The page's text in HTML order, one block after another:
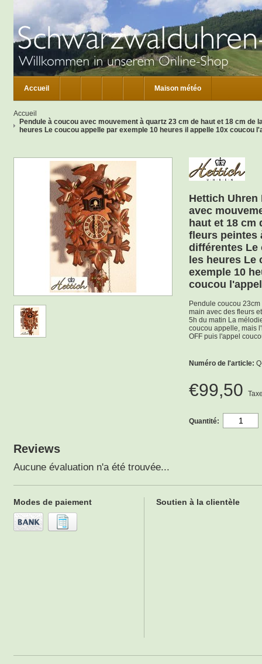
Accueil Maison météo
Accueil
Pendule à coucou avec mouvement à quartz 23 cm de haut et 18 cm
heures Le coucou appelle par exemple 10 heures il appelle 10x coucou
Hettich Uhren
avec
haut et 18 cm
fleurs peintes
différentes Le
les heures Le
exemple 10
coucou
Pendule coucou
main avec des fleurs
5h du matin La
coucou appelle, mais
OFF puis l'appel
Numéro de l'article:
€99,50
Quantité:
Reviews
Aucune évaluation n'a été trouvée...
Modes de paiement Soutien à la clientèle